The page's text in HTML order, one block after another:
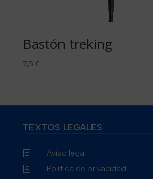
Bastón treking
7,5 €
TEXTOS LEGALES
h Aviso legal
h Política de privacidad